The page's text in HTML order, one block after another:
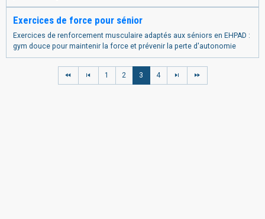
Exercices de force pour sénior
Exercices de renforcement musculaire adaptés aux séniors en EHPAD :
gym douce pour maintenir la force et prévenir la perte d'autonomie
1 2 3 4